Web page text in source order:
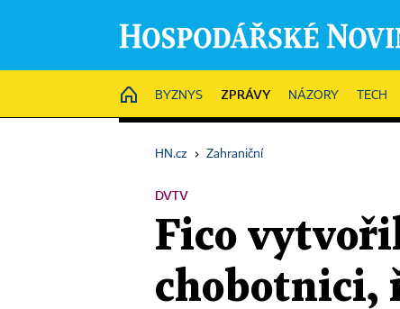
HOME
BYZNYS ZPRÁVY NÁZORY TECH
HN.cz › Zahraniční
DVTV
Fico
chobotnici,